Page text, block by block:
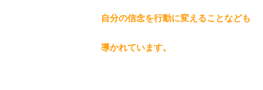
自分の信念を行動に変えることなども
導かれています。